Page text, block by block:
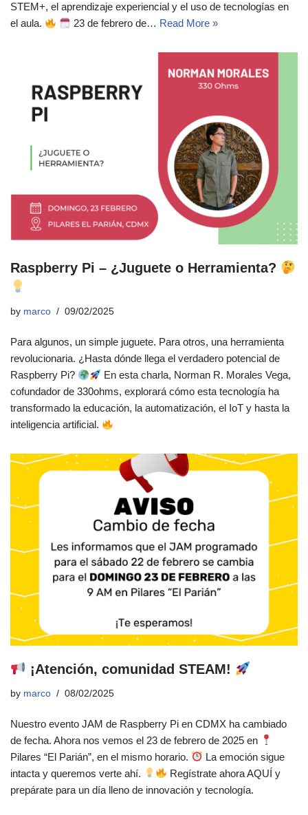
STEM+, el aprendizaje experiencial y el uso de tecnologías en
el aula.
23 de febrero de… Read More »
Raspberry Pi – ¿Juguete o Herramienta?
by marco 09/02/2025
Para algunos, un simple juguete. Para otros, una herramienta
revolucionaria. ¿Hasta dónde llega el verdadero potencial de
Raspberry Pi?
En esta charla, Norman R. Morales Vega,
cofundador de 330ohms, explorará cómo esta tecnología ha
transformado la educación, la automatización, el IoT y hasta la
inteligencia artificial.
¡Atención, comunidad STEAM!
by marco 08/02/2025
Nuestro evento JAM de Raspberry Pi en CDMX ha cambiado
de fecha. Ahora nos vemos el 23 de febrero de 2025 en
Pilares “El Parián”, en el mismo horario.
La emoción sigue
intacta y queremos verte ahí.
Regístrate ahora AQUÍ y
prepárate para un día lleno de innovación y tecnología.